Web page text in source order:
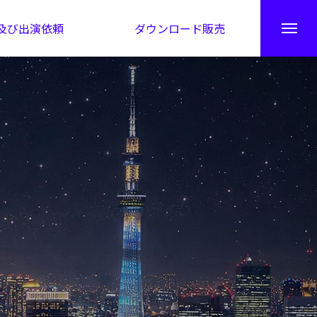
び出演依頼 ダウンロード販売
秘伝公開！吉凶カレンダー